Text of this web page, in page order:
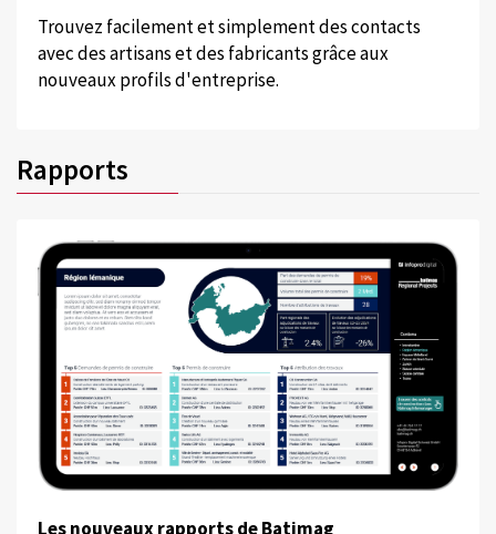
Trouvez facilement et simplement des contacts
avec des artisans et des fabricants grâce aux
nouveaux profils d'entreprise.
Rapports
Les nouveaux rapports de Batimag